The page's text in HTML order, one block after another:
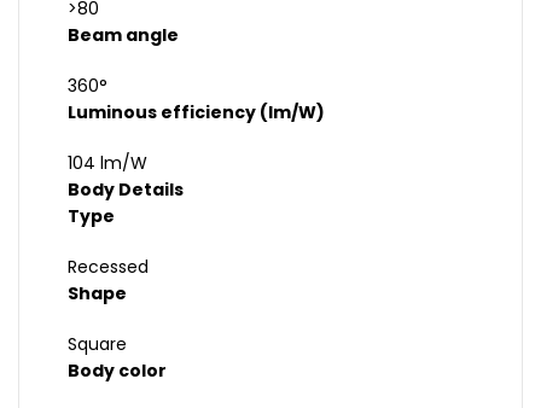
>80
Beam angle
360°
Luminous efficiency (lm/W)
104 lm/W
Body Details
Type
Recessed
Shape
Square
Body color